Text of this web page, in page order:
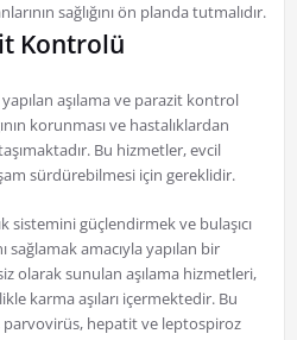
sağlığını ön planda tutmalıdır.
Kontrolü
aşılama ve parazit kontrol
korunması ve hastalıklardan
Bu hizmetler, evcil
sürdürebilmesi için gereklidir.
sistemini güçlendirmek ve bulaşıcı
sağlamak amacıyla yapılan bir
olarak sunulan aşılama hizmetleri,
karma aşıları içermektedir. Bu
parvovirüs, hepatit ve leptospiroz